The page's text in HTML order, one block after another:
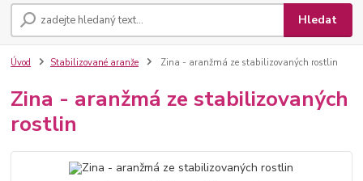
Hledat
Úvod Stabilizované aranže Zina - aranžmá ze stabilizovaných rostlin
Zina - aranžmá ze stabilizovaných
rostlin